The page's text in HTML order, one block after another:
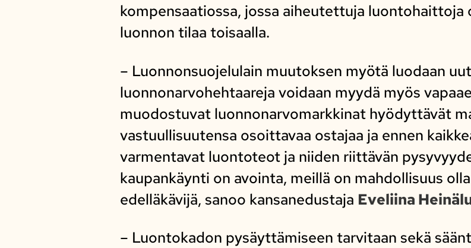
kompensaatiossa, jossa aiheutettuja
luonnon tilaa toisaalla.
– Luonnonsuojelulain muutoksen myötä luodaan
luonnonarvohehtaareja voidaan myydä myös
muodostuvat luonnonarvomarkkinat hyödyttävät
vastuullisuutensa osoittavaa ostajaa ja ennen
varmentavat luontoteot ja niiden riittävän
kaupankäynti on avointa, meillä on mahdollisuus
edelläkävijä, sanoo kansanedustaja Eveliina
– Luontokadon pysäyttämiseen tarvitaan sekä